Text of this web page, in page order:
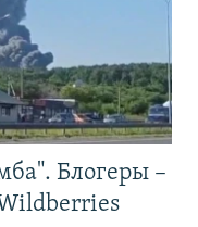
Блогеры –